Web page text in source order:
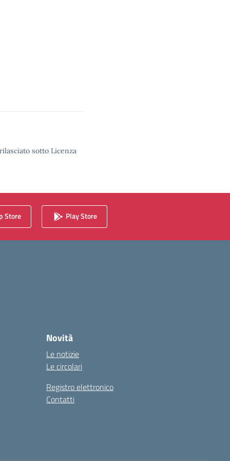
sotto Licenza
Store Play Store
Novità
Le notizie
Le circolari
Registro elettronico
Contatti